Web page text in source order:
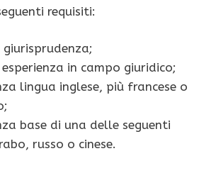
requisiti:
in campo giuridico;
lingua inglese, più francese o
base di una delle seguenti
russo o cinese.